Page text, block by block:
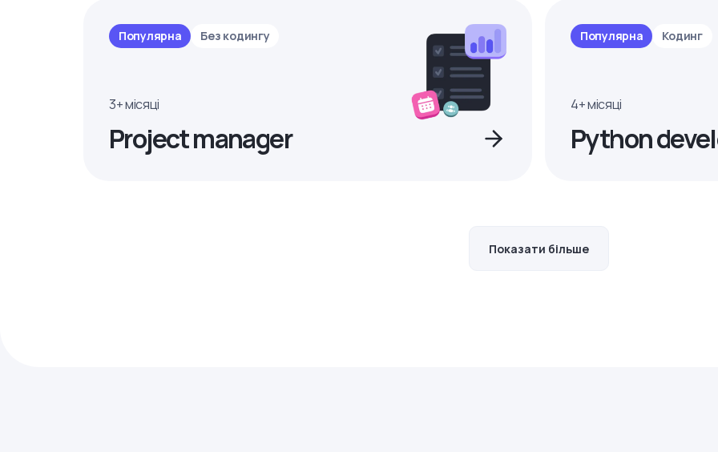
Популярна Без кодингу
3+ місяці
Project manager
Популярна Кодинг
4+ місяці
Python
Показати більше